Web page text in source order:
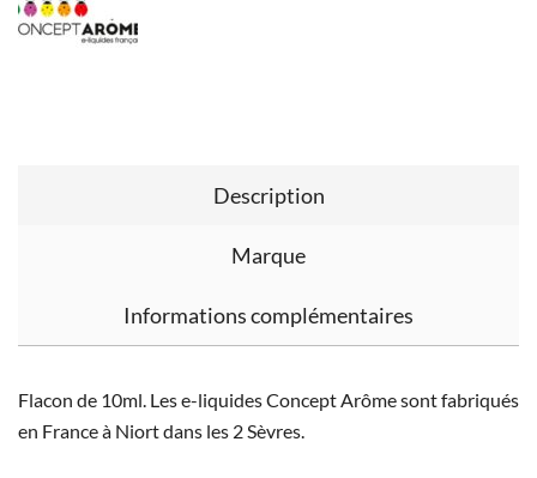
Description
Marque
Informations complémentaires
Flacon de 10ml. Les e-liquides Concept Arôme sont fabriqués
en France à Niort dans les 2 Sèvres.